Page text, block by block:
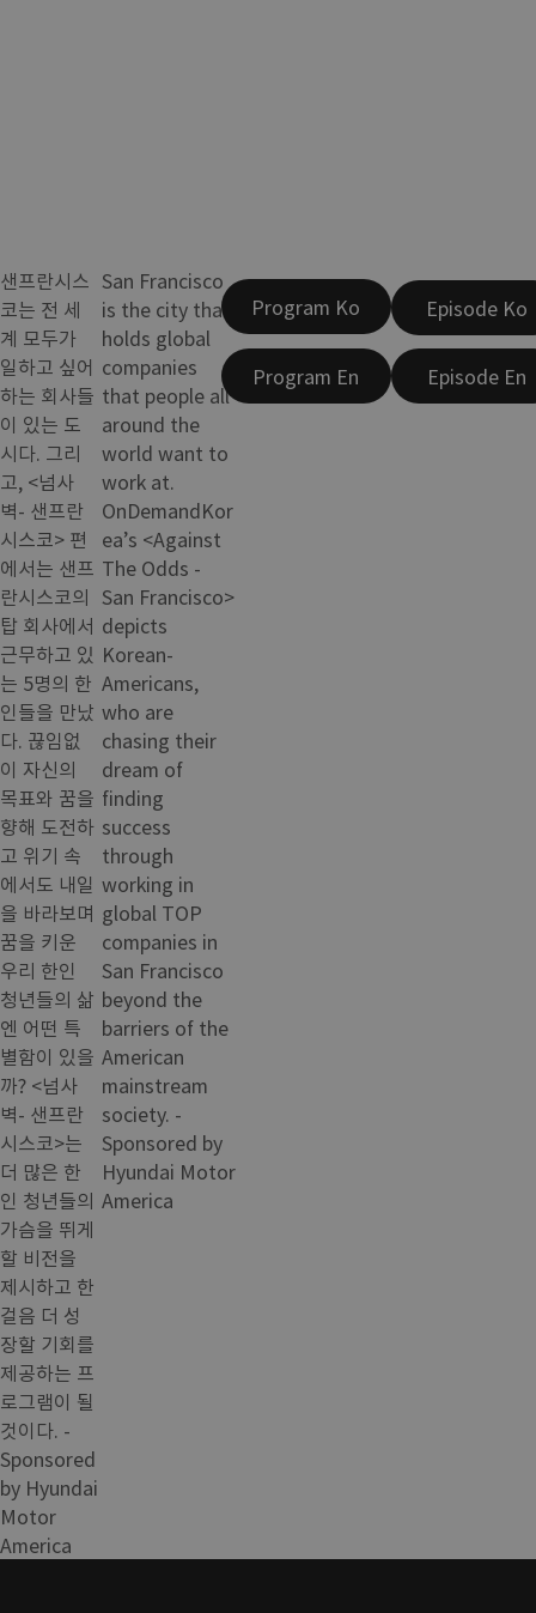
샌프란시스
코는 전 세
계 모두가
일하고 싶어
하는 회사들
이 있는 도
시다. 그리
고, <넘사
벽- 샌프란
시스코> 편
에서는 샌프
란시스코의
탑 회사에서
근무하고 있
는 5명의 한
인들을 만났
다. 끊임없
이 자신의
목표와 꿈을
향해 도전하
고 위기 속
에서도 내일
을 바라보며
꿈을 키운
우리 한인
청년들의 삶
엔 어떤 특
별함이 있을
까? <넘사
벽- 샌프란
시스코>는
더 많은 한
인 청년들의
가슴을 뛰게
할 비전을
제시하고 한
걸음 더 성
장할 기회를
제공하는 프
로그램이 될
것이다. -
Sponsored
by Hyundai
Motor
America
San Francisco
is the city that
holds global
companies
that people all
around the
world want to
work at.
OnDemandKor
ea’s <Against
The Odds -
San Francisco>
depicts
Korean-
Americans,
who are
chasing their
dream of
finding
success
through
working in
global TOP
companies in
San Francisco
beyond the
barriers of the
American
mainstream
society. -
Sponsored by
Hyundai Motor
America
Program Ko
Program En
Episode Ko
Episode En